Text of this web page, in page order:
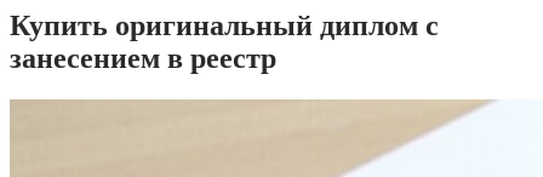
Купить оригинальный диплом с
занесением в реестр